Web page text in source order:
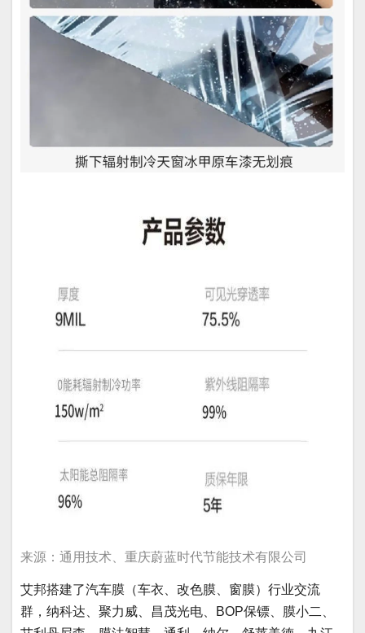
来源：通用技术、重庆蔚蓝时代节能技术有限公司
艾邦搭建了汽车膜（车衣、改色膜、窗膜）行业交流
群，纳科达、聚力威、昌茂光电、BOP保镖、膜小二、